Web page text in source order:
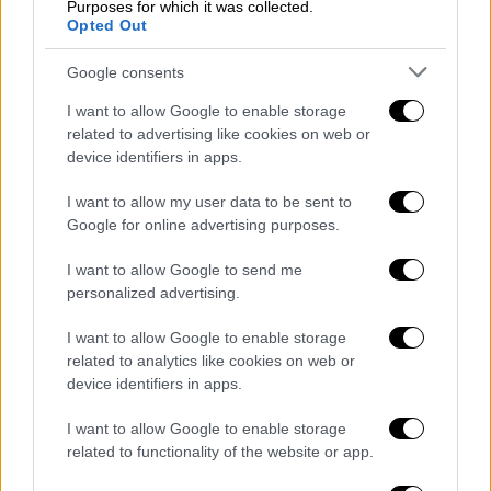
Purposes for which it was collected.
Opted Out
Google consents
I want to allow Google to enable storage
related to advertising like cookies on web or
device identifiers in apps.
I want to allow my user data to be sent to
Google for online advertising purposes.
I want to allow Google to send me
personalized advertising.
I want to allow Google to enable storage
related to analytics like cookies on web or
device identifiers in apps.
I want to allow Google to enable storage
related to functionality of the website or app.
έπειτα από έγκριση του πρωθυπουργού και
υπουργού Εξωτερικών,Αλέξη Τσίπρα.
Άγκυρα ότι «θα συνεχίσει, σε συνεργασία με
τους συμμάχους και εταίρους της, να
αναφαίρετα δικαιώματά της».
«Η Τουρκία, αντί να επιμένει στις απειλές
και τις παράνομες διεκδικήσεις και
αμφισβητήσεις της, οφείλει να ακολουθήσει
την υπεύθυνη αυτή στάση», καταλήγει η
ανακοίνωση του ελληνικού ΥΠΕΞ.
υπουργείου Εξωτερικών